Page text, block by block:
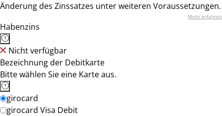
Änderung des Zinssatzes unter weiteren Voraussetzungen.
Mehr erfahren
Habenzins
Nicht verfügbar
Bezeichnung der Debitkarte
Bitte wählen Sie eine Karte aus.
girocard
girocard Visa Debit